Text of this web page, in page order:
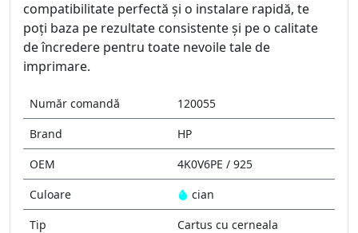
compatibilitate perfectă și o instalare rapidă, te
poți baza pe rezultate consistente și pe o calitate
de încredere pentru toate nevoile tale de
imprimare.
Număr comandă
120055
Brand
HP
OEM
4K0V6PE / 925
Culoare
cian
Tip
Cartus cu cerneala